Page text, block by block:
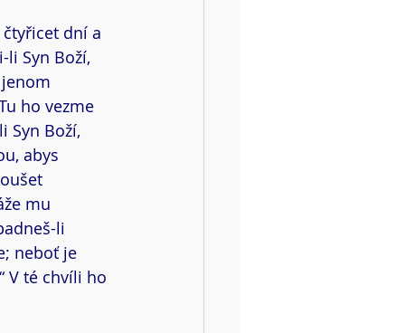
dní a
li Syn Boží,
ho vezme
Syn Boží,
abys
mu
li
neboť je
V té chvíli ho